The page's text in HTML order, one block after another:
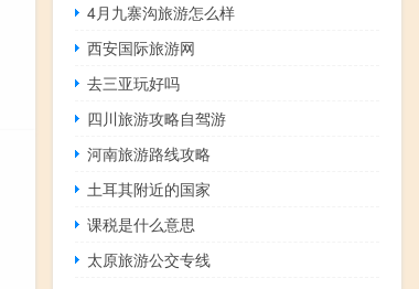
4月九寨沟旅游怎么样
西安国际旅游网
去三亚玩好吗
四川旅游攻略自驾游
河南旅游路线攻略
土耳其附近的国家
课税是什么意思
太原旅游公交专线